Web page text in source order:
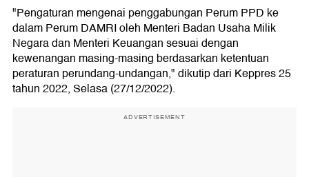
"Pengaturan mengenai penggabungan Perum PPD ke
dalam Perum DAMRI oleh Menteri Badan Usaha Milik
Negara dan Menteri Keuangan sesuai dengan
kewenangan masing-masing berdasarkan ketentuan
peraturan perundang-undangan," dikutip dari Keppres 25
tahun 2022, Selasa (27/12/2022).
ADVERTISEMENT